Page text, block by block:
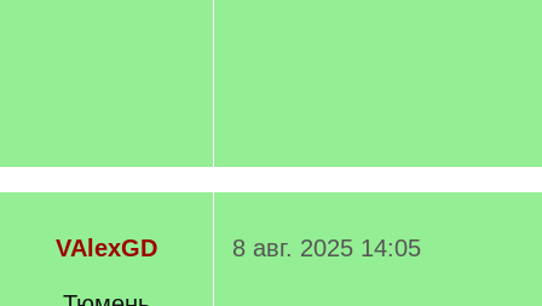
VAlexGD 8 авг. 2025 14:05